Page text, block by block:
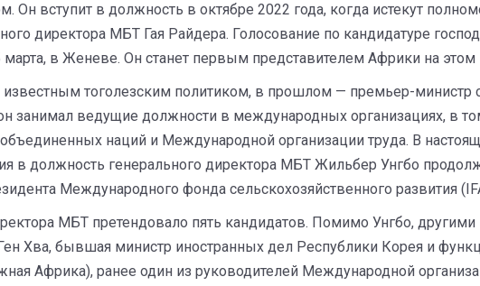
Он вступит в должность в октябре 2022 года, когда истекут
директора МБТ Гая Райдера. Голосование по кандидатуре
марта, в Женеве. Он станет первым представителем Африки на этом
известным тоголезским политиком, в прошлом — премьер-министр
занимал ведущие должности в международных организациях, в
объединенных наций и Международной организации труда. В
в должность генерального директора МБТ Жильбер Унгбо
Международного фонда сельскохозяйственного развития
МБТ претендовало пять кандидатов. Помимо Унгбо, другими
Хва, бывшая министр иностранных дел Республики Корея и
Африка), ранее один из руководителей Международной